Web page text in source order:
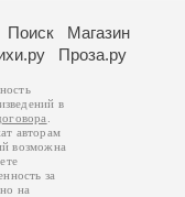
Поиск
Магазин
Проза.ру
в
авторам
возможна
за
на